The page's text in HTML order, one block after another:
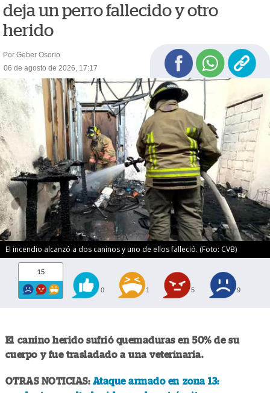
deja un perro fallecido y otro
herido
Por Geber Osorio
06 de agosto de 2026, 17:17
El incendio alcanzó a dos caninos y uno de ellos falleció. (Foto: CVB)
15
0 1 5 9
El canino herido sufrió quemaduras en 50% de su
cuerpo y fue trasladado a una veterinaria.
OTRAS NOTICIAS: Ataque armado en zona 13: